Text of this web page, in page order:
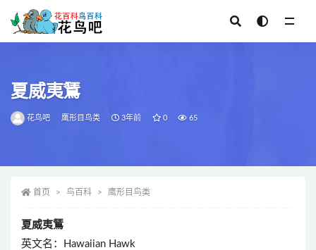
夏威夷鵟
花鸟吧 鹰形目鸟类 3年前 0 65
首页 鸟百科 鹰形目鸟类
夏威夷鵟
英文名：Hawaiian Hawk